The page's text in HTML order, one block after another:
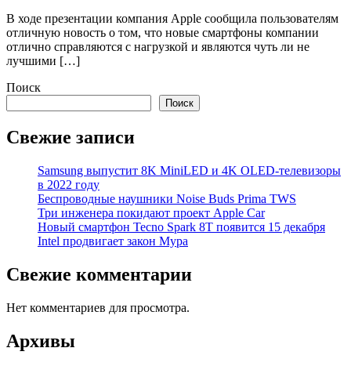
В ходе презентации компания Apple сообщила пользователям
отличную новость о том, что новые смартфоны компании
отлично справляются с нагрузкой и являются чуть ли не
лучшими […]
Поиск
Поиск
Свежие записи
Samsung выпустит 8K MiniLED и 4K OLED-телевизоры
в 2022 году
Беспроводные наушники Noise Buds Prima TWS
Три инженера покидают проект Apple Car
Новый смартфон Tecno Spark 8T появится 15 декабря
Intel продвигает закон Мура
Свежие комментарии
Нет комментариев для просмотра.
Архивы